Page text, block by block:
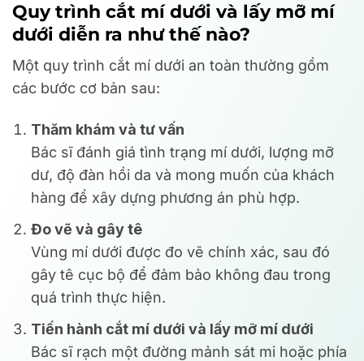
Quy trình cắt mí dưới và lấy mỡ mí
dưới diễn ra như thế nào?
Một quy trình cắt mí dưới an toàn thường gồm
các bước cơ bản sau:
Thăm khám và tư vấn
Bác sĩ đánh giá tình trạng mí dưới, lượng mỡ
dư, độ đàn hồi da và mong muốn của khách
hàng để xây dựng phương án phù hợp.
Đo vẽ và gây tê
Vùng mí dưới được đo vẽ chính xác, sau đó
gây tê cục bộ để đảm bảo không đau trong
quá trình thực hiện.
Tiến hành cắt mí dưới và lấy mỡ mí dưới
Bác sĩ rạch một đường mảnh sát mi hoặc phía